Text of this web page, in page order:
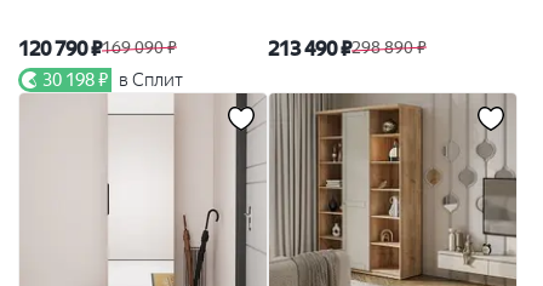
120 790 ₽169 090 ₽
30 198 ₽ в Сплит
213 490 ₽298 890 ₽